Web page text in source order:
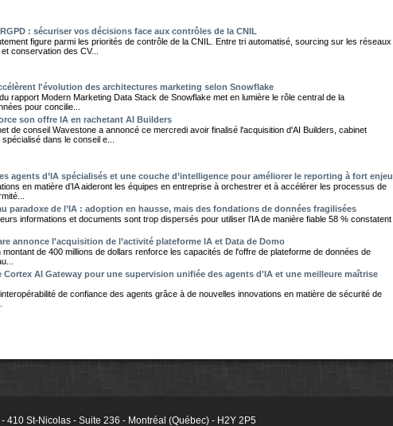
: sécuriser vos décisions face aux contrôles de la CNIL
figure parmi les priorités de contrôle de la CNIL. Entre tri automatisé, sourcing sur les réseaux
conservation des CV...
l'évolution des architectures marketing selon Snowflake
du rapport Modern Marketing Data Stack de Snowflake met en lumière le rôle central de la
pour concilie...
son offre IA en rachetant AI Builders
de conseil Wavestone a annoncé ce mercredi avoir finalisé l'acquisition d'AI Builders, cabinet
dans le conseil e...
agents d’IA spécialisés et une couche d’intelligence pour améliorer le reporting à fort enjeu
en matière d’IA aideront les équipes en entreprise à orchestrer et à accélérer les processus de
paradoxe de l’IA : adoption en hausse, mais des fondations de données fragilisées
informations et documents sont trop dispersés pour utiliser l’IA de manière fiable 58 % constatent
annonce l'acquisition de l’activité plateforme IA et Data de Domo
montant de 400 millions de dollars renforce les capacités de l'offre de plateforme de données de
Cortex AI Gateway pour une supervision unifiée des agents d'IA et une meilleure maîtrise
de confiance des agents grâce à de nouvelles innovations en matière de sécurité de
410 St-Nicolas - Suite 236 - Montréal (Québec) - H2Y 2P5